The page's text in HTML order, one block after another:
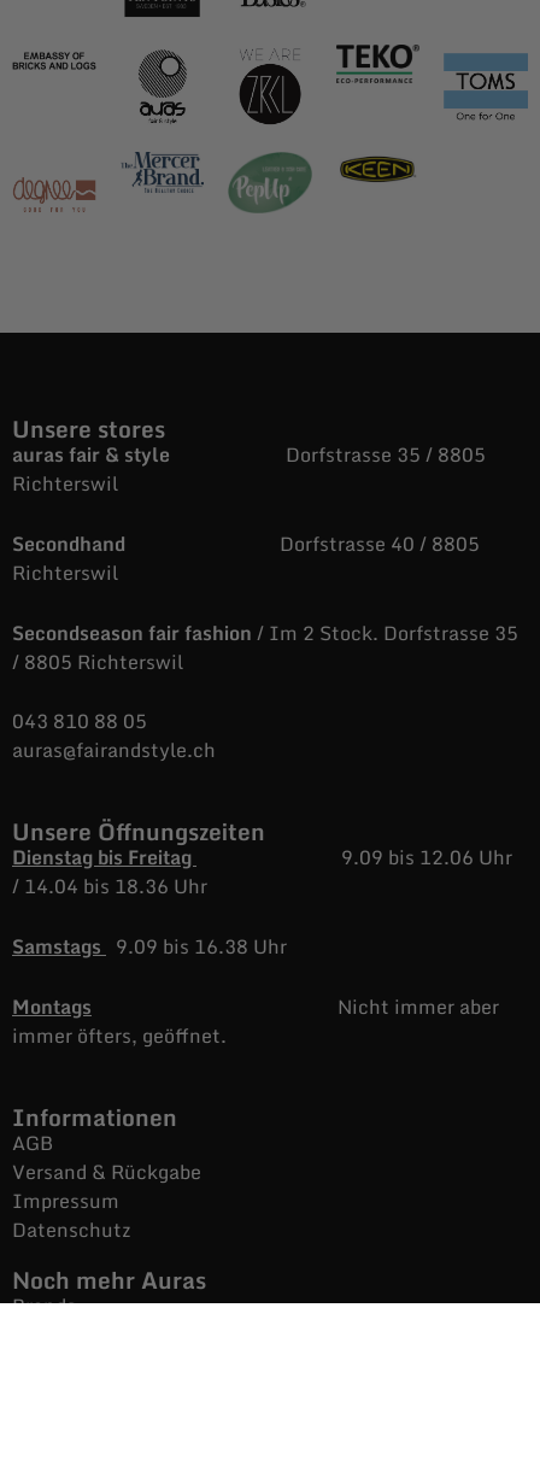
Unsere stores
auras fair & style Dorfstrasse 35 / 8805
Richterswil
Secondhand Dorfstrasse 40 / 8805
Richterswil
Secondseason fair fashion/ Im 2 Stock. Dorfstrasse 35
/ 8805 Richterswil
043 810 88 05
auras@fairandstyle.ch
Unsere Öffnungszeiten
Dienstag bis Freitag
9.09 bis 12.06 Uhr
/14.04 bis 18.36 Uhr
Samstags 9.09 bis 16.38 Uhr
Montags
Nicht immer aber
immer öfters, geöffnet.
Informationen
AGB
Versand & Rückgabe
Impressum
Datenschutz
Noch mehr Auras
Brands